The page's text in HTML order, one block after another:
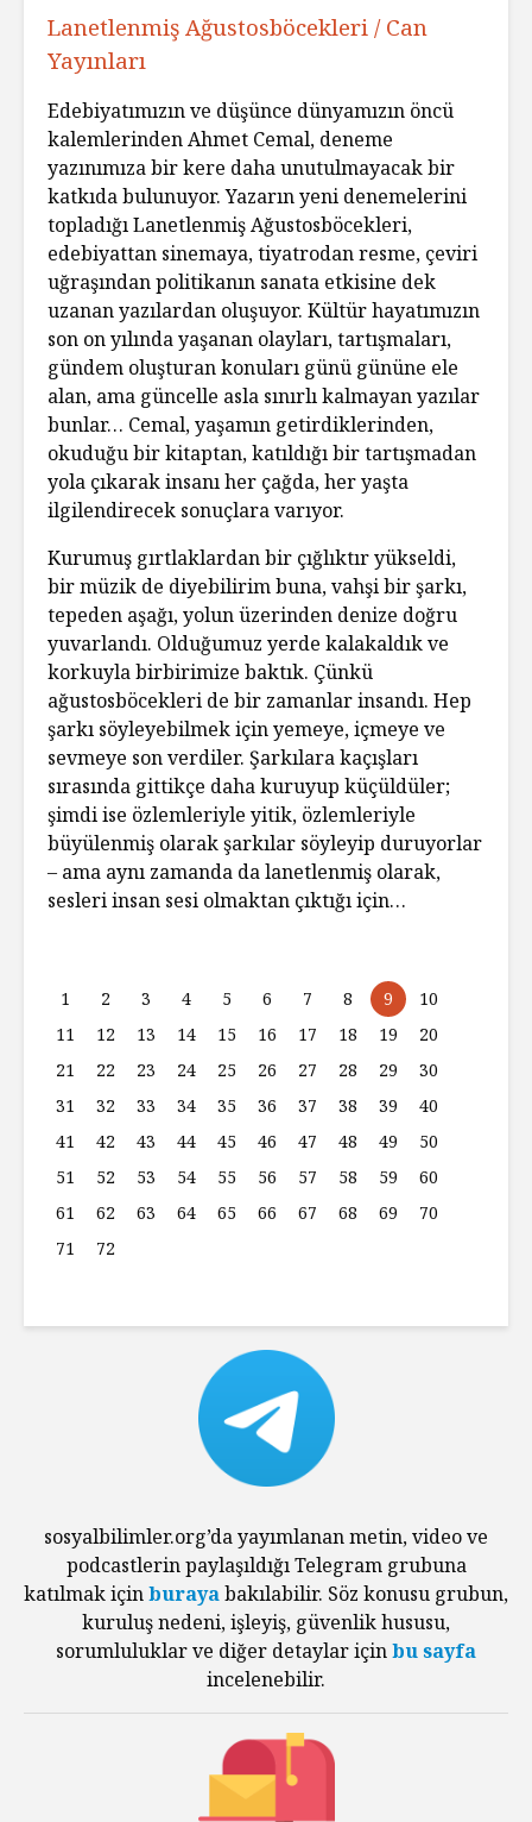
Lanetlenmiş Ağustosböcekleri / Can
Yayınları
Edebiyatımızın ve düşünce dünyamızın öncü
kalemlerinden Ahmet Cemal, deneme
yazınımıza bir kere daha unutulmayacak bir
katkıda bulunuyor. Yazarın yeni denemelerini
topladığı Lanetlenmiş Ağustosböcekleri,
edebiyattan sinemaya, tiyatrodan resme, çeviri
uğraşından politikanın sanata etkisine dek
uzanan yazılardan oluşuyor. Kültür hayatımızın
son on yılında yaşanan olayları, tartışmaları,
gündem oluşturan konuları günü gününe ele
alan, ama güncelle asla sınırlı kalmayan yazılar
bunlar… Cemal, yaşamın getirdiklerinden,
okuduğu bir kitaptan, katıldığı bir tartışmadan
yola çıkarak insanı her çağda, her yaşta
ilgilendirecek sonuçlara varıyor.
Kurumuş gırtlaklardan bir çığlıktır yükseldi,
bir müzik de diyebilirim buna, vahşi bir şarkı,
tepeden aşağı, yolun üzerinden denize doğru
yuvarlandı. Olduğumuz yerde kalakaldık ve
korkuyla birbirimize baktık. Çünkü
ağustosböcekleri de bir zamanlar insandı. Hep
şarkı söyleyebilmek için yemeye, içmeye ve
sevmeye son verdiler. Şarkılara kaçışları
sırasında gittikçe daha kuruyup küçüldüler;
şimdi ise özlemleriyle yitik, özlemleriyle
büyülenmiş olarak şarkılar söyleyip duruyorlar
– ama aynı zamanda da lanetlenmiş olarak,
sesleri insan sesi olmaktan çıktığı için…
1 2 3 4 5 6 7 8 9
10
11
12 13 14 15 16 17 18 19
20
21
22 23 24 25 26 27 28 29
30
31
32 33 34 35 36 37 38 39
40
41
42 43 44 45 46 47 48 49
50
51
52 53 54 55 56 57 58 59
60
61
62 63 64 65 66 67 68 69
70
71
72
sosyalbilimler.org’da yayımlanan metin, video ve
podcastlerin paylaşıldığı Telegram grubuna
katılmak içinburayabakılabilir. Söz konusu grubun,
kuruluş nedeni, işleyiş, güvenlik hususu,
sorumluluklar ve diğer detaylar içinbu sayfa
incelenebilir.